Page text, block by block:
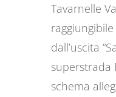
Tavarnelle
raggiungibile
dall’uscita
superstrada
schema